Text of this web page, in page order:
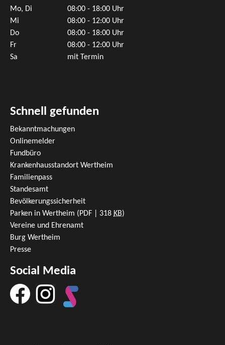
Mo, Di
08:00 - 18:00 Uhr
Mi
08:00 - 12:00 Uhr
Do
08:00 - 18:00 Uhr
Fr
08:00 - 12:00 Uhr
Sa
mit Termin
Schnell gefunden
Bekanntmachungen
Onlinemelder
Fundbüro
Krankenhausstandort Wertheim
Familienpass
Standesamt
Bevölkerungssicherheit
Parken in Wertheim (PDF | 318 KB)
Vereine und Ehrenamt
Burg Wertheim
Presse
Social Media